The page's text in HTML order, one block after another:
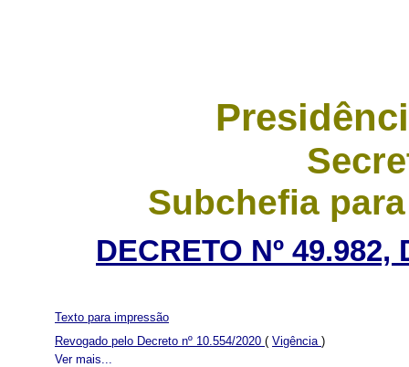
Subchefia
DECRETO Nº
Ver mais...
Texto para impressão
Revogado pelo Decreto nº 10.554/2020 ( Vigência )